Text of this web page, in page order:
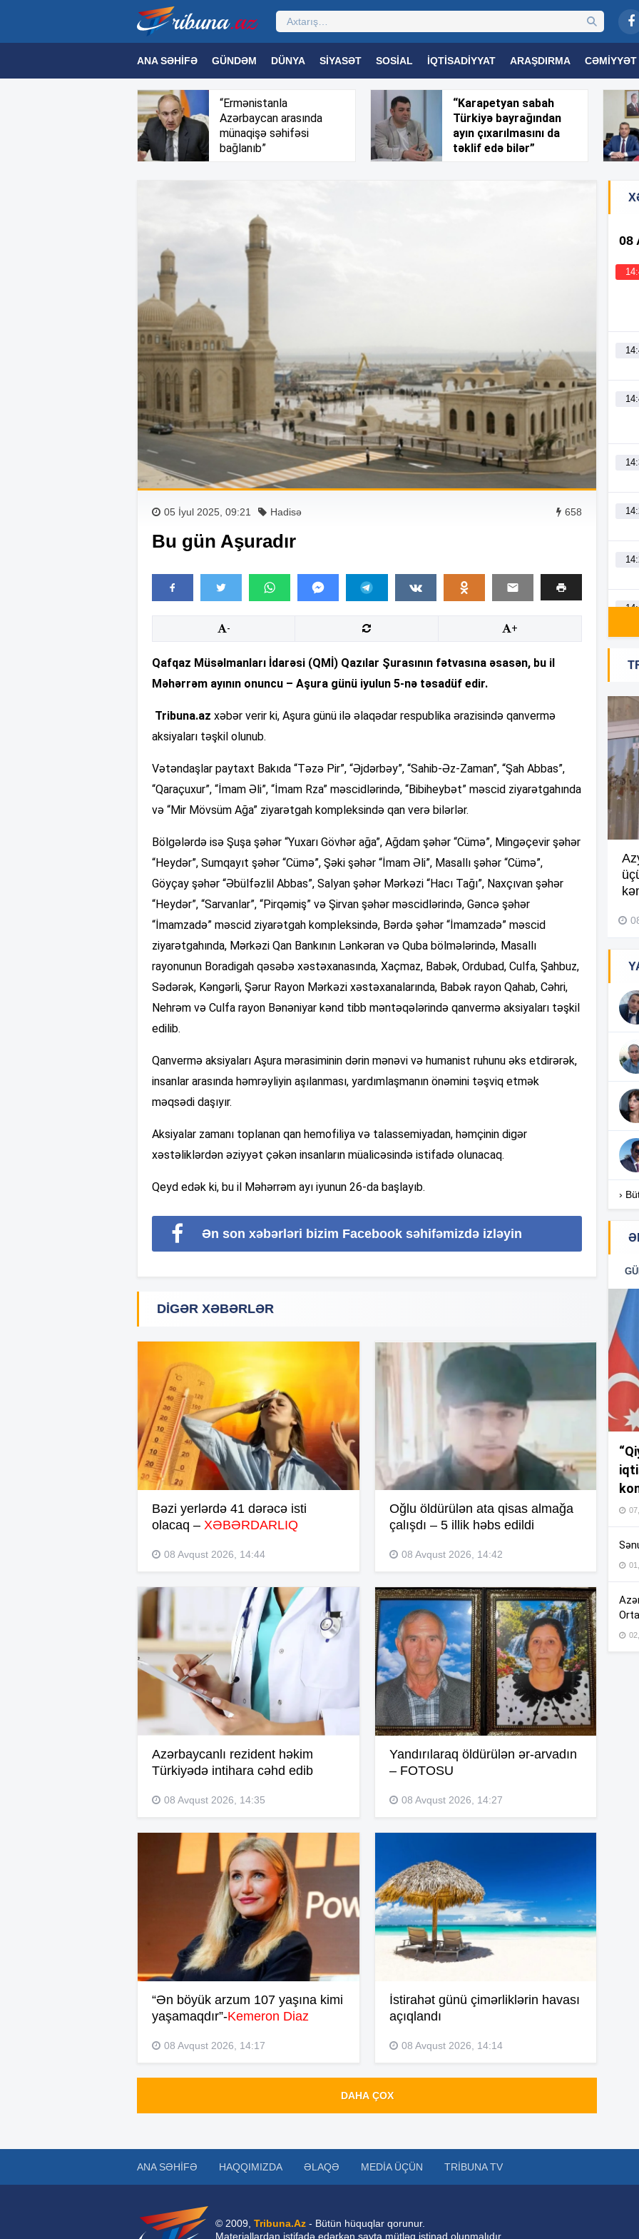
ANA SƏHIFƏ GÜNDƏM DÜNYA SIYASƏT SOSIAL İQTISADIYYAT ARAŞDIRMA CƏMIYYƏT
MƏDƏNIYYƏT MAQAZIN TEXNOLOGIYA TƏHSIL SAĞLAMLIQ MARAQLI
“Ermənistanla
Azərbaycan arasında
münaqişə səhifəsi
bağlanıb”
“Karapetyan sabah
Türkiyə bayrağından
ayın çıxarılmasını da
təklif edə bilər”
05 İyul 2025, 09:21 Hadisə 658
Bu gün Aşuradır
- +
Qafqaz Müsəlmanları İdarəsi (QMİ) Qazılar Şurasının fətvasına əsasən, bu il
Məhərrəm ayının onuncu – Aşura günü iyulun 5-nə təsadüf edir.
Tribuna.az xəbər verir ki, Aşura günü ilə əlaqədar respublika ərazisində qanvermə
aksiyaları təşkil olunub.
Vətəndaşlar paytaxt Bakıda “Təzə Pir”, “Əjdərbəy”, “Sahib-Əz-Zaman”, “Şah Abbas”,
“Qaraçuxur”, “İmam Əli”, “İmam Rza” məscidlərində, “Bibiheybət” məscid ziyarətgahında
və “Mir Mövsüm Ağa” ziyarətgah kompleksində qan verə bilərlər.
Bölgələrdə isə Şuşa şəhər “Yuxarı Gövhər ağa”, Ağdam şəhər “Cümə”, Mingəçevir şəhər
“Heydər”, Sumqayıt şəhər “Cümə”, Şəki şəhər “İmam Əli”, Masallı şəhər “Cümə”,
Göyçay şəhər “Əbülfəzlil Abbas”, Salyan şəhər Mərkəzi “Hacı Tağı”, Naxçıvan şəhər
“Heydər”, “Sarvanlar”, “Pirqəmiş” və Şirvan şəhər məscidlərində, Gəncə şəhər
“İmamzadə” məscid ziyarətgah kompleksində, Bərdə şəhər “İmamzadə” məscid
ziyarətgahında, Mərkəzi Qan Bankının Lənkəran və Quba bölmələrində, Masallı
rayonunun Boradigah qəsəbə xəstəxanasında, Xaçmaz, Babək, Ordubad, Culfa, Şahbuz,
Sədərək, Kəngərli, Şərur Rayon Mərkəzi xəstəxanalarında, Babək rayon Qahab, Cəhri,
Nehrəm və Culfa rayon Bənəniyar kənd tibb məntəqələrində qanvermə aksiyaları təşkil
edilib.
Qanvermə aksiyaları Aşura mərasiminin dərin mənəvi və humanist ruhunu əks etdirərək,
insanlar arasında həmrəyliyin aşılanması, yardımlaşmanın önəmini təşviq etmək
məqsədi daşıyır.
Aksiyalar zamanı toplanan qan hemofiliya və talassemiyadan, həmçinin digər
xəstəliklərdən əziyyət çəkən insanların müalicəsində istifadə olunacaq.
Qeyd edək ki, bu il Məhərrəm ayı iyunun 26-da başlayıb.
Ən son xəbərləri bizim Facebook səhifəmizdə izləyin
DIGƏR XƏBƏRLƏR
Bəzi yerlərdə 41 dərəcə isti
olacaq – XƏBƏRDARLIQ
08 Avqust 2026, 14:44
Oğlu öldürülən ata qisas almağa
çalışdı – 5 illik həbs edildi
08 Avqust 2026, 14:42
Azərbaycanlı rezident həkim
Türkiyədə intihara cəhd edib
08 Avqust 2026, 14:35
Yandırılaraq öldürülən ər-arvadın
– FOTOSU
08 Avqust 2026, 14:27
“Ən böyük arzum 107 yaşına kimi
yaşamaqdır”-Kemeron Diaz
08 Avqust 2026, 14:17
İstirahət günü çimərliklərin havası
açıqlandı
08 Avqust 2026, 14:14
DAHA ÇOX
08
Göyçayda məktəb binası
acınacaqlı durumda –
04 Avqust 2026, 20:48
›
ANA SƏHIFƏ HAQQIMIZDA ƏLAQƏ MEDIA ÜÇÜN TRIBUNA TV
© 2009, Tribuna.Az - Bütün hüquqlar qorunur.
Materiallardan istifadə edərkən sayta mütləq istinad olunmalıdır.